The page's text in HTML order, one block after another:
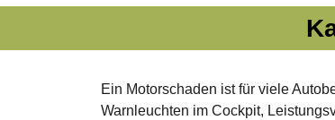
Ein Motorschaden ist für viele
Warnleuchten im Cockpit,